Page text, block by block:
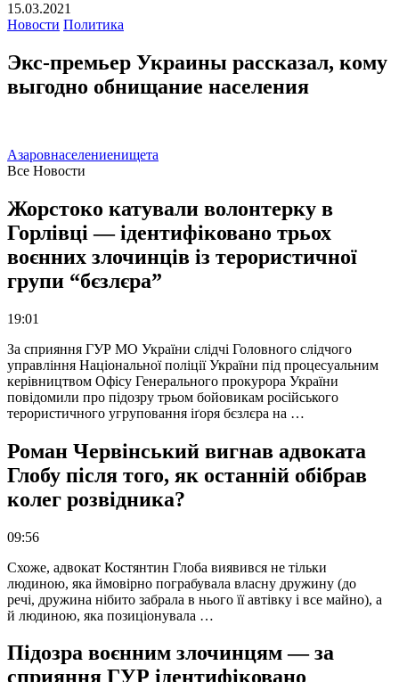
15.03.2021
Новости Политика
Экс-премьер Украины рассказал, кому
выгодно обнищание населения
Азаровнаселениенищета
Все Новости
Жорстоко катували волонтерку в
Горлівці — ідентифіковано трьох
воєнних злочинців із терористичної
групи “бєзлєра”
19:01
За сприяння ГУР МО України слідчі Головного слідчого
управління Національної поліції України під процесуальним
керівництвом Офісу Генерального прокурора України
повідомили про підозру трьом бойовикам російського
терористичного угруповання іґоря бєзлєра на …
Роман Червінський вигнав адвоката
Глобу після того, як останній обібрав
колег розвідника?
09:56
Схоже, адвокат Костянтин Глоба виявився не тільки
людиною, яка ймовірно пограбувала власну дружину (до
речі, дружина нібито забрала в нього її автівку і все майно), а
й людиною, яка позиціонувала …
Підозра воєнним злочинцям — за
сприяння ГУР ідентифіковано